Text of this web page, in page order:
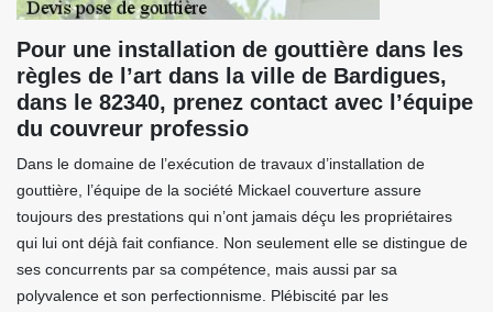
Pour une installation de gouttière dans les
règles de l’art dans la ville de Bardigues,
dans le 82340, prenez contact avec l’équipe
du couvreur professio
Dans le domaine de l’exécution de travaux d’installation de
gouttière, l’équipe de la société Mickael couverture assure
toujours des prestations qui n’ont jamais déçu les propriétaires
qui lui ont déjà fait confiance. Non seulement elle se distingue de
ses concurrents par sa compétence, mais aussi par sa
polyvalence et son perfectionnisme. Plébiscité par les